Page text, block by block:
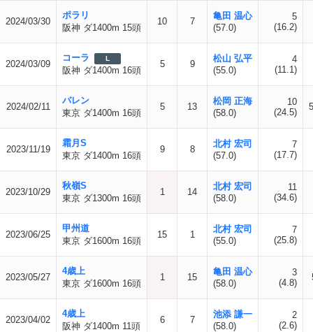
2024/03/30
ポラリ
阪神 ダ1400m 15頭
10 7
亀田 温心
(57.0)
5
(16.2)
2024/03/09
コーラ L
阪神 ダ1400m 16頭
5 9
松山 弘平
(55.0)
4
(11.1)
2024/02/11
バレン
東京 ダ1400m 16頭
5 13
松岡 正海
(58.0)
10
(24.5)
2023/11/19
霜月S
東京 ダ1400m 16頭
9 8
北村 宏司
(57.0)
7
(17.7)
2023/10/29
秋嶺S
東京 ダ1300m 16頭
1 14
北村 宏司
(58.0)
11
(34.6)
2023/06/25
甲州道
東京 ダ1600m 16頭
15 1
北村 宏司
(55.0)
7
(25.8)
2023/05/27
4歳上
東京 ダ1600m 16頭
1 15
亀田 温心
(58.0)
3
(4.8)
2023/04/02
4歳上
阪神 ダ1400m 11頭
6 7
池添 謙一
(58.0)
2
(2.6)